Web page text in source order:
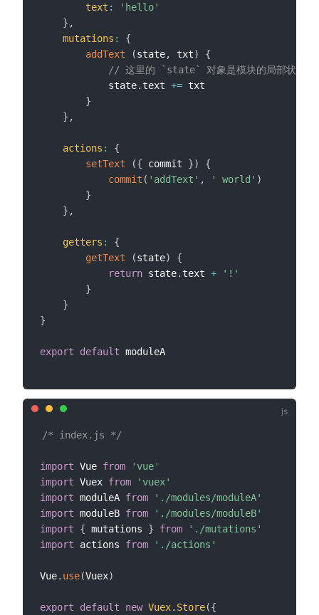
text :
'hello'
} ,
mutations :
{
addText
(state, txt)
{
// 这里的 `state` 对象是模块的局部状态
            state
. text += txt
}
} ,
actions :
{
setText
({ commit })
{
commit ( 'addText' , ' world' )
}
} ,
getters :
{
getText
(state)
{
return state. text +
'!'
}
}
}
export default
/* index.js */
import Vue from
'vue'
import Vuex from
'vuex'
import moduleA from
'./modules/moduleA'
import moduleB from
'./modules/moduleB'
import
{ mutations } from
'./mutations'
import actions from './actions'
Vue. use(Vuex)
export default new Vuex. Store({